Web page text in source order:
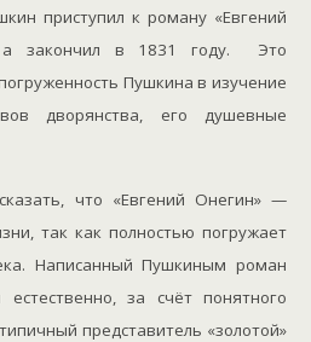
приступил к роману «Евгений
закончил в 1831 году. Это
Пушкина в изучение
дворянства, его душевные
что «Евгений Онегин» —
так как полностью погружает
Написанный Пушкиным роман
за счёт понятного
представитель «золотой»